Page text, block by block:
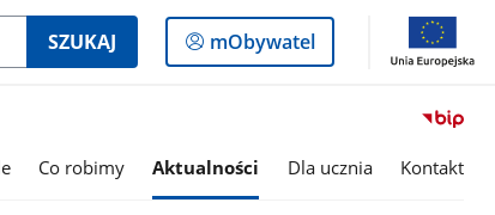
SZUKAJ
Logowanie
do
mObywatel
Co robimy Aktualności Dla ucznia Kontakt